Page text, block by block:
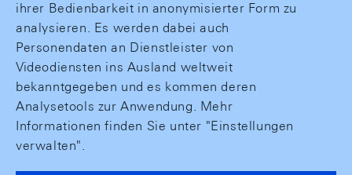
ihrer Bedienbarkeit in anonymisierter Form zu
analysieren. Es werden dabei auch
Personendaten an Dienstleister von
Videodiensten ins Ausland weltweit
bekanntgegeben und es kommen deren
Analysetools zur Anwendung. Mehr
Informationen finden Sie unter "Einstellungen
verwalten".